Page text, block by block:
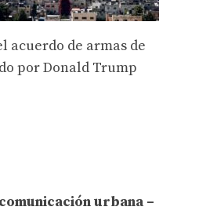
acuerdo de armas de
por Donald Trump
urbana –